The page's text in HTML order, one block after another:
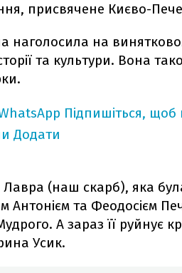
присвячене Києво-
наголосила на
та культури. Вона
Підпишіться, щоб
Додати
(наш скарб), яка
Антонієм та Феодосієм
А зараз її руйнує
Усик.